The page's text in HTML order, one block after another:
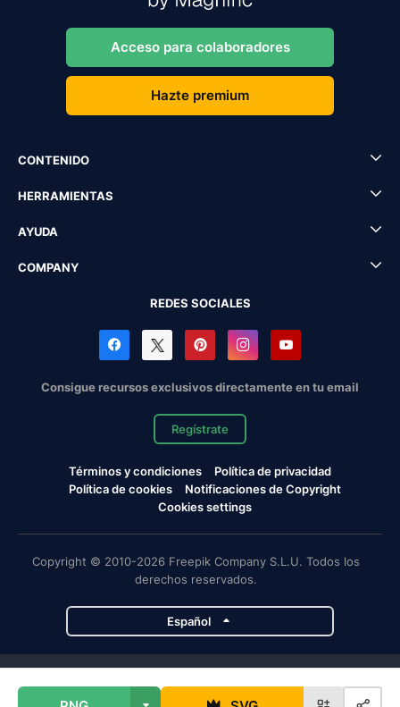
Acceso para colaboradores
Hazte premium
CONTENIDO
HERRAMIENTAS
AYUDA
COMPANY
REDES SOCIALES
Consigue recursos exclusivos directamente en tu email
Regístrate
Términos y condiciones
Política de privacidad
Política de cookies
Notificaciones de Copyright
Cookies settings
Copyright © 2010-2026 Freepik Company S.L.U. Todos los
derechos reservados.
Español